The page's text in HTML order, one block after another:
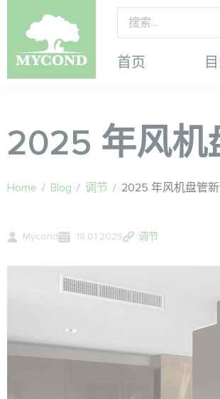
首页
2025 年风机
Home / Blog / 调节 / 2025 年风机盘管
Mycond 18.01.2025 调节